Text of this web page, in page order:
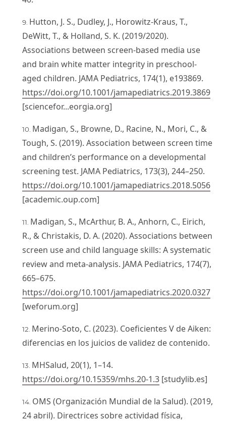
Hutton, J. S., Dudley, J., Horowitz-Kraus, T.,
DeWitt, T., & Holland, S. K. (2019/2020).
Associations between screen-based media use
and brain white matter integrity in preschool-
aged children. JAMA Pediatrics, 174(1), e193869.
https://doi.org/10.1001/jamapediatrics.2019.3869
[sciencefor...eorgia.org]
Madigan, S., Browne, D., Racine, N., Mori, C., &
Tough, S. (2019). Association between screen time
and children’s performance on a developmental
screening test. JAMA Pediatrics, 173(3), 244–250.
https://doi.org/10.1001/jamapediatrics.2018.5056
[academic.oup.com]
Madigan, S., McArthur, B. A., Anhorn, C., Eirich,
R., & Christakis, D. A. (2020). Associations between
screen use and child language skills: A systematic
review and meta-analysis. JAMA Pediatrics, 174(7),
665–675.
https://doi.org/10.1001/jamapediatrics.2020.0327
[weforum.org]
Merino-Soto, C. (2023). Coeficientes V de Aiken:
diferencias en los juicios de validez de contenido.
MHSalud, 20(1), 1–14.
https://doi.org/10.15359/mhs.20-1.3 [studylib.es]
OMS (Organización Mundial de la Salud). (2019,
24 abril). Directrices sobre actividad física,